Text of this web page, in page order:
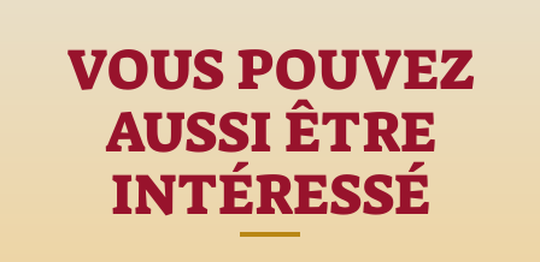
VOUS POUVEZ
AUSSI ÊTRE
INTÉRESSÉ